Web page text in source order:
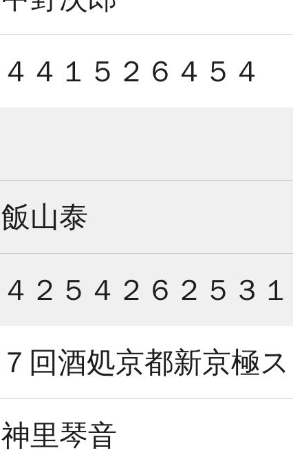
４４１５２６４５４
飯山泰
４２５４２６２５３１
回酒処京都新京極
神里琴音